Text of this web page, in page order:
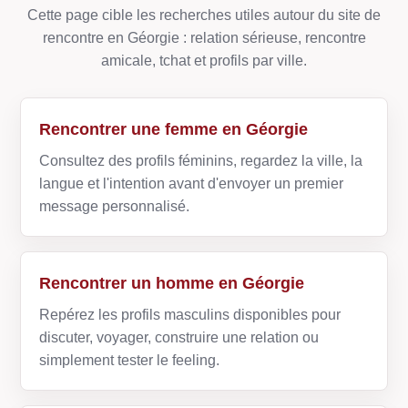
Cette page cible les recherches utiles autour du site de
rencontre en Géorgie : relation sérieuse, rencontre
amicale, tchat et profils par ville.
Rencontrer une femme en Géorgie
Consultez des profils féminins, regardez la ville, la
langue et l'intention avant d'envoyer un premier
message personnalisé.
Rencontrer un homme en Géorgie
Repérez les profils masculins disponibles pour
discuter, voyager, construire une relation ou
simplement tester le feeling.